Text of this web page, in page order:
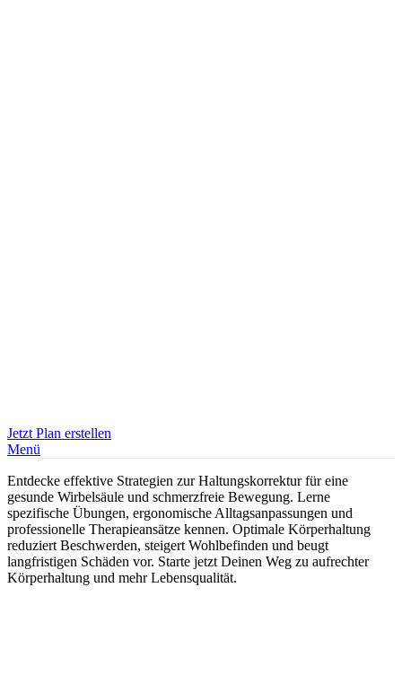
Jetzt Plan erstellen
Menü
Entdecke effektive Strategien zur Haltungskorrektur für eine
gesunde Wirbelsäule und schmerzfreie Bewegung. Lerne
spezifische Übungen, ergonomische Alltagsanpassungen und
professionelle Therapieansätze kennen. Optimale Körperhaltung
reduziert Beschwerden, steigert Wohlbefinden und beugt
langfristigen Schäden vor. Starte jetzt Deinen Weg zu aufrechter
Körperhaltung und mehr Lebensqualität.